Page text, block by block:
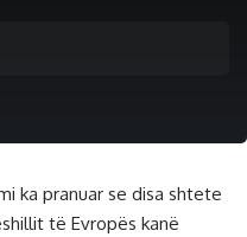
ka pranuar se disa shtete
të Evropës kanë